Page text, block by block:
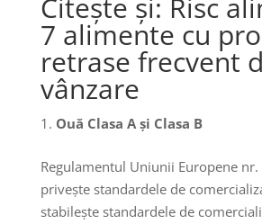
Citește și: Risc
7 alimente cu
retrase frecvent
vânzare
Ouă Clasa A și Clasa B
Regulamentul Uniunii Europene
privește standardele de
stabilește standardele de